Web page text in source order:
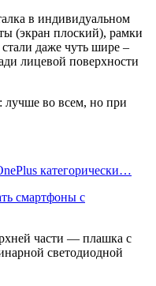
в индивидуальном
(экран плоский), рамки
даже чуть шире –
лицевой поверхности
категорически…
смартфоны с
части — плашка с
светодиодной